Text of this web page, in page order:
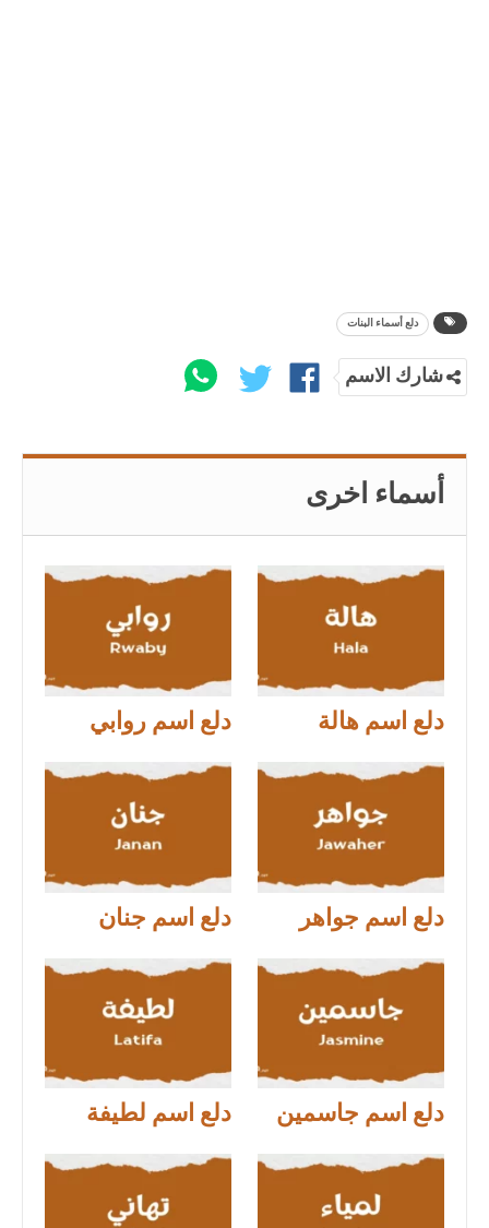
دلع أسماء البنات
شارك الاسم
أسماء اخرى
دلع اسم هالة دلع اسم روابي
دلع اسم جواهر دلع اسم جنان
دلع اسم جاسمين دلع اسم لطيفة